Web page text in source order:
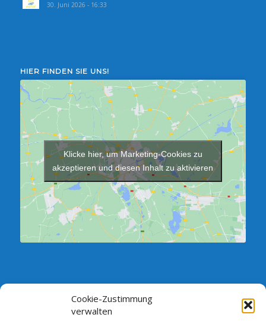
Cookie-Zustimmung
verwalten
30. Juni 2026 - 16:33
HIER FINDEN SIE UNS!
Klicke hier, um Marketing-Cookies zu
akzeptieren und diesen Inhalt zu aktivieren
SPRECHSTUNDE DES VORSTANDES:
Jeden Dienstag zwischen 18.00 und 19.00 Uhr im Verein,